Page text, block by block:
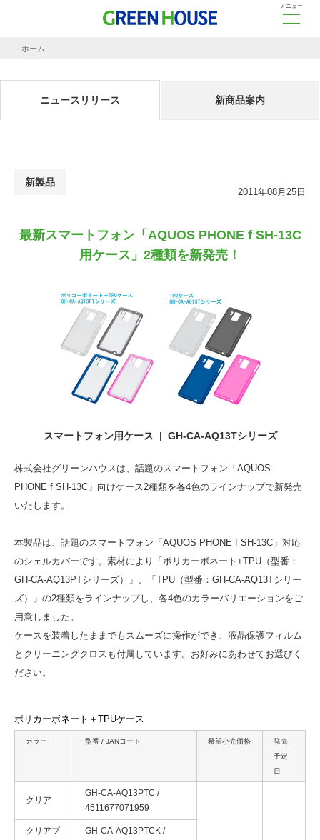
メニュー
ホーム
ニュースリリース 新商品案内
新製品
2011年08月25日
最新スマートフォン「AQUOS PHONE f SH-13C
用ケース」2種類を新発売！
スマートフォン用ケース | GH-CA-AQ13Tシリーズ
株式会社グリーンハウスは、話題のスマートフォン「AQUOS
PHONE f SH-13C」向けケース2種類を各4色のラインナップで新発売
いたします。
本製品は、話題のスマートフォン「AQUOS PHONE f SH-13C」対応
のシェルカバーです。素材により「ポリカーボネート+TPU（型番：
GH-CA-AQ13PTシリーズ）」、「TPU（型番：GH-CA-AQ13Tシリー
ズ）」の2種類をラインナップし、各4色のカラーバリエーションをご
用意しました。
ケースを装着したままでもスムーズに操作ができ、液晶保護フィルム
とクリーニングクロスも付属しています。お好みにあわせてお選びく
ださい。
ポリカーボネート＋TPUケース
カラー 型番 / JANコード 希望小売価格
発売
予定
日
クリア
GH-CA-AQ13PTC /
4511677071959
クリアブ
GH-CA-AQ13PTCK /